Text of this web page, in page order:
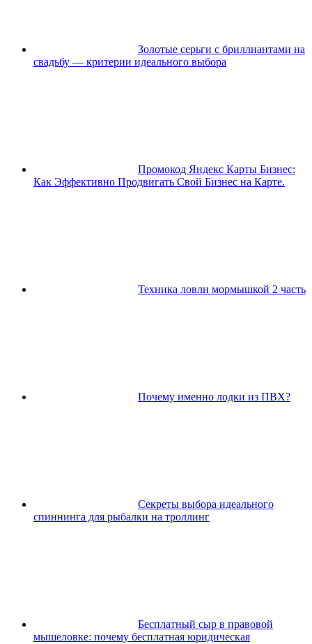
Золотые серьги с бриллиантами на
свадьбу — критерии идеального выбора
Промокод Яндекс Карты Бизнес:
Как Эффективно Продвигать Свой Бизнес на Карте.
Техника ловли мормышкой 2 часть
Почему именно лодки из ПВХ?
Секреты выбора идеального
спиннинга для рыбалки на троллинг
Бесплатный сыр в правовой
мышеловке: почему бесплатная юридическая